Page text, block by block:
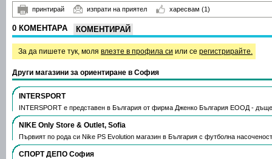
принтирай изпрати на приятел харесвам (1)
0 КОМЕНТАРА КОМЕНТИРАЙ
За да пишете тук, моля влезте в профила си или се регистрирайте.
Други магазини за ориентиране в София
INTERSPORT
INTERSPORT е представен в България от фирма Дженко България ЕООД -
NIKE Only Store & Outlet, Sofia
Първият по рода си Nike PS Evolution магазин в България с футболна
СПОРТ ДЕПО София